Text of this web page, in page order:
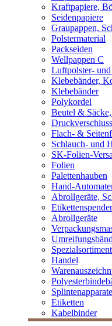
Kraftpapiere,
Seidenpapiere
Graupappen,
Polstermaterial
Packseiden
Wellpappen C
Luftpolster-
Klebebänder,
Klebebänder
Polykordel
Beutel &
Flach- &
Schlauch- und
SK-Folien-
Folien
Palettenhauben
Hand-
Abrollgeräte,
Etikettenspender
Abrollgeräte
Spezialsortiment
Handel
Etiketten
Kabelbinder